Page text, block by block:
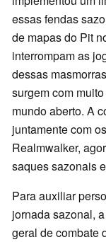
essas fendas
de mapas do Pit
interrompam as
dessas
surgem com
mundo aberto. A
juntamente com
Realmwalker,
saques sazonais
Para auxiliar
jornada sazonal,
geral de combate